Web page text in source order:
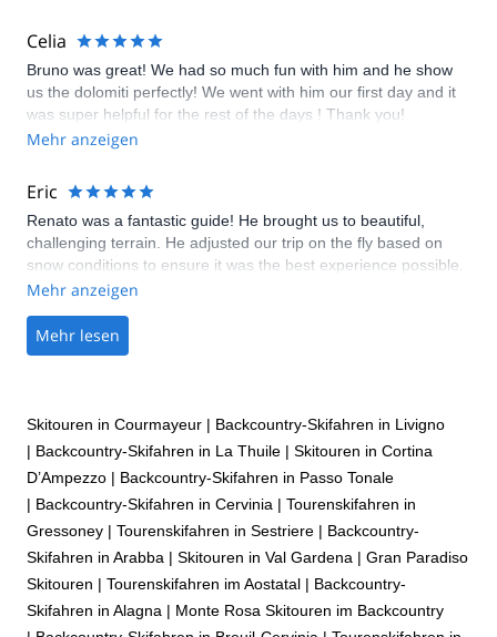
Celia
Bruno was great! We had so much fun with him and he show
us the dolomiti perfectly! We went with him our first day and it
was super helpful for the rest of the days ! Thank you!
Mehr anzeigen
Eric
Renato was a fantastic guide! He brought us to beautiful,
challenging terrain. He adjusted our trip on the fly based on
snow conditions to ensure it was the best experience possible.
He calibrated for our experience and fitness in the routes that
us an authentic experience. And we really just enjoyed
spending time with him!
Mehr anzeigen
Mehr lesen
Skitouren in Courmayeur | Backcountry-Skifahren in Livigno
| Backcountry-Skifahren in La Thuile | Skitouren in Cortina
D’Ampezzo | Backcountry-Skifahren in Passo Tonale
| Backcountry-Skifahren in Cervinia | Tourenskifahren in
Gressoney | Tourenskifahren in Sestriere | Backcountry-
Skifahren in Arabba | Skitouren in Val Gardena | Gran Paradiso
Skitouren | Tourenskifahren im Aostatal | Backcountry-
Skifahren in Alagna | Monte Rosa Skitouren im Backcountry